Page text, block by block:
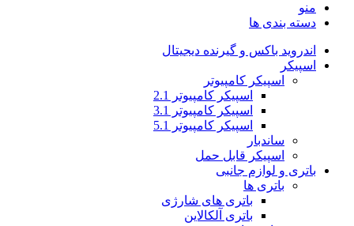
منو
دسته بندی ها
اندروید باکس و گیرنده دیجیتال
اسپیکر
اسپیکر کامپیوتر
اسپیکر کامپیوتر 2.1
اسپیکر کامپیوتر 3.1
اسپیکر کامپیوتر 5.1
ساندبار
اسپیکر قابل حمل
باتری و لوازم جانبی
باتری ها
باتری های شارژی
باتری آلکالاین